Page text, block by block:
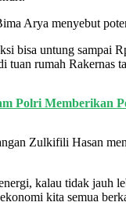
Arya menyebut
bisa untung sampai
tuan rumah Rakernas
Polri Memberikan
Zulkifili Hasan
kalau tidak jauh
kita semua